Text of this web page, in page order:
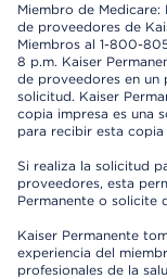
Miembro de
de proveedores de
Miembros al 1-800-
8 p.m. Kaiser
de proveedores en un
solicitud. Kaiser
copia impresa es una
para recibir esta copia
Si realiza la solicitud
proveedores, esta
Permanente o solicite
Kaiser Permanente
experiencia del
profesionales de la